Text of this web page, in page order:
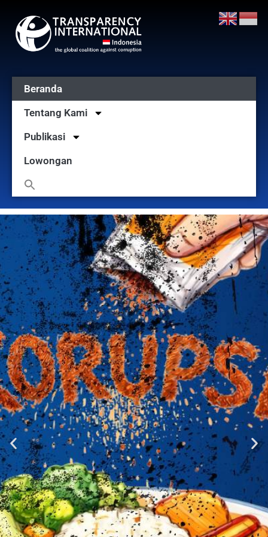
Beranda
Tentang Kami
Publikasi
Lowongan